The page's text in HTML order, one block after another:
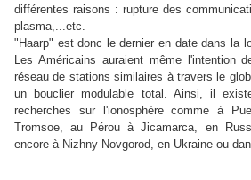
différentes raisons : rupture des
plasma,...etc.
"Haarp" est donc le dernier en date dans la
Les Américains auraient même l'intention
réseau de stations similaires à travers le
un bouclier modulable total. Ainsi, il
recherches sur l'ionosphère comme à
Tromsoe, au Pérou à Jicamarca, en
encore à Nizhny Novgorod, en Ukraine ou